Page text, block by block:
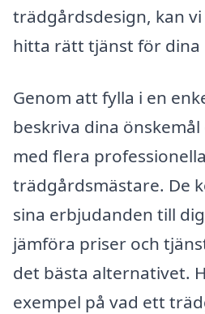
trädgårdsdesign, kan
hitta rätt tjänst för dina
Genom att fylla i en
beskriva dina
med flera professionella
trädgårdsmästare. De
sina erbjudanden till
jämföra priser och
det bästa alternativet.
exempel på vad ett